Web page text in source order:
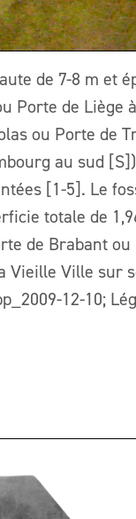
de 7-8 m et
Porte de Liège
ou Porte de
au sud
[1-5]. Le
totale de
de Brabant ou
Vieille Ville sur
12-10;